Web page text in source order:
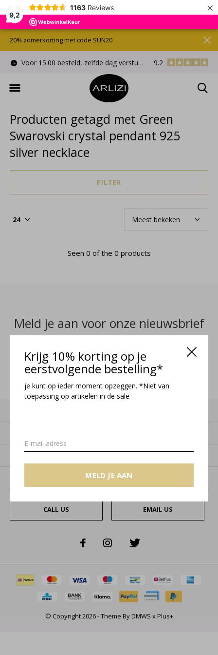
9,2
1163 Reviews ×
Krijg 10% korting op je
eerstvolgende bestelling*
je kunt op ieder moment opzeggen. *Niet van
toepassing op artikelen in de sale
MELD JE AAN
Voor 15.00 besteld, zelfde dag verstuurd Gratis
9.2
20% zomerkorting met code SUN20
Producten getagd met Green
Swarovski crystal pendant 925
silver necklace
FILTER
Seen 0 of the 0 products
Meld je aan voor onze nieuwsbrief
MELD JE AAN
CALL US EMAIL US
© Copyright2026- Theme ByDMWS xPlus+